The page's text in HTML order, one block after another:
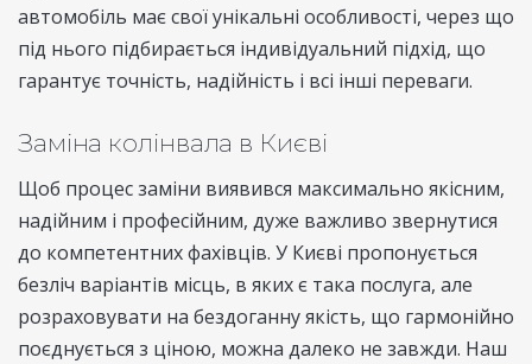
автомобіль має свої унікальні особливості, через що
під нього підбирається індивідуальний підхід, що
гарантує точність, надійність і всі інші переваги.
Заміна колінвала в Києві
Щоб процес заміни виявився максимально якісним,
надійним і професійним, дуже важливо звернутися
до компетентних фахівців. У Києві пропонується
безліч варіантів місць, в яких є така послуга, але
розраховувати на бездоганну якість, що гармонійно
поєднується з ціною, можна далеко не завжди. Наш